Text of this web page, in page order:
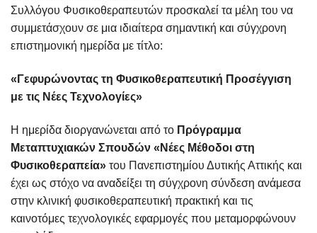
Συλλόγου Φυσικοθεραπευτών προσκαλεί τα μέλη του να
συμμετάσχουν σε μια ιδιαίτερα σημαντική και σύγχρονη
επιστημονική ημερίδα με τίτλο:
«Γεφυρώνοντας τη Φυσικοθεραπευτική Προσέγγιση
με τις Νέες Τεχνολογίες»
Η ημερίδα διοργανώνεται από το Πρόγραμμα
Μεταπτυχιακών Σπουδών «Νέες Μέθοδοι στη
Φυσικοθεραπεία» του Πανεπιστημίου Δυτικής Αττικής και
έχει ως στόχο να αναδείξει τη σύγχρονη σύνδεση ανάμεσα
στην κλινική φυσικοθεραπευτική πρακτική και τις
καινοτόμες τεχνολογικές εφαρμογές που μεταμορφώνουν